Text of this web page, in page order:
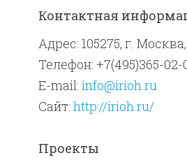
Контактная
Адрес: 105275, г.
Телефон: +7(495)365-02-
E-mail: info@irioh.ru
Сайт: http://irioh.ru/
Проекты